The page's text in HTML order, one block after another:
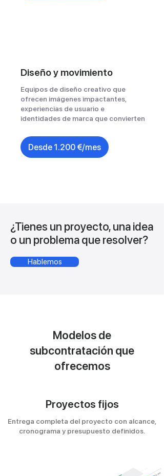
Diseño y movimiento
Equipos de diseño creativo que
ofrecen imágenes impactantes,
experiencias de usuario e
identidades de marca que convierten
Desde 1.200 €/mes
¿Tienes un proyecto, una idea
o un problema que resolver?
Hablemos
Modelos de
subcontratación que
ofrecemos
Proyectos fijos
Entrega completa del proyecto con alcance,
cronograma y presupuesto definidos.